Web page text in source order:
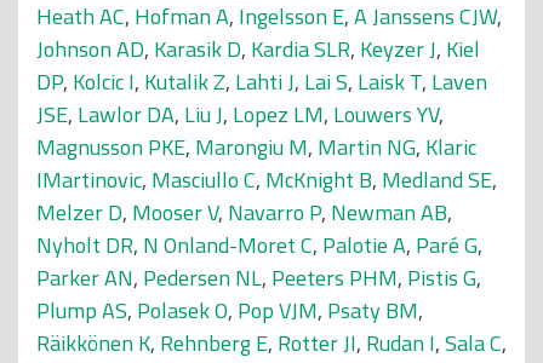
Heath AC, Hofman A, Ingelsson E,A Janssens CJW,
Johnson AD, Karasik D, Kardia SLR, Keyzer J, Kiel
DP, Kolcic I, Kutalik Z, Lahti J, Lai S, Laisk T, Laven
JSE, Lawlor DA, Liu J, Lopez LM, Louwers YV,
Magnusson PKE, Marongiu M, Martin NG, Klaric
IMartinovic, Masciullo C, McKnight B, Medland SE,
Melzer D, Mooser V, Navarro P, Newman AB,
Nyholt DR, N Onland-Moret C, Palotie A, Paré G,
Parker AN, Pedersen NL, Peeters PHM, Pistis G,
Plump AS, Polasek O, Pop VJM, Psaty BM,
Räikkönen K, Rehnberg E, Rotter JI, Rudan I,Sala C,